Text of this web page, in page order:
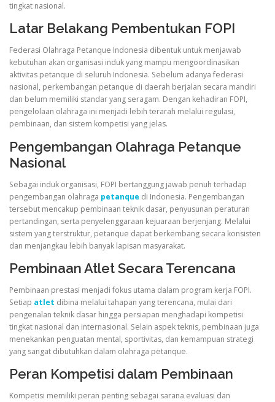
tingkat nasional.
Latar Belakang Pembentukan FOPI
Federasi Olahraga Petanque Indonesia dibentuk untuk menjawab
kebutuhan akan organisasi induk yang mampu mengoordinasikan
aktivitas petanque di seluruh Indonesia. Sebelum adanya federasi
nasional, perkembangan petanque di daerah berjalan secara mandiri
dan belum memiliki standar yang seragam. Dengan kehadiran FOPI,
pengelolaan olahraga ini menjadi lebih terarah melalui regulasi,
pembinaan, dan sistem kompetisi yang jelas.
Pengembangan Olahraga Petanque
Nasional
Sebagai induk organisasi, FOPI bertanggung jawab penuh terhadap
pengembangan olahraga petanque di Indonesia. Pengembangan
tersebut mencakup pembinaan teknik dasar, penyusunan peraturan
pertandingan, serta penyelenggaraan kejuaraan berjenjang. Melalui
sistem yang terstruktur, petanque dapat berkembang secara konsisten
dan menjangkau lebih banyak lapisan masyarakat.
Pembinaan Atlet Secara Terencana
Pembinaan prestasi menjadi fokus utama dalam program kerja FOPI.
Setiap atlet dibina melalui tahapan yang terencana, mulai dari
pengenalan teknik dasar hingga persiapan menghadapi kompetisi
tingkat nasional dan internasional. Selain aspek teknis, pembinaan juga
menekankan penguatan mental, sportivitas, dan kemampuan strategi
yang sangat dibutuhkan dalam olahraga petanque.
Peran Kompetisi dalam Pembinaan
Kompetisi memiliki peran penting sebagai sarana evaluasi dan